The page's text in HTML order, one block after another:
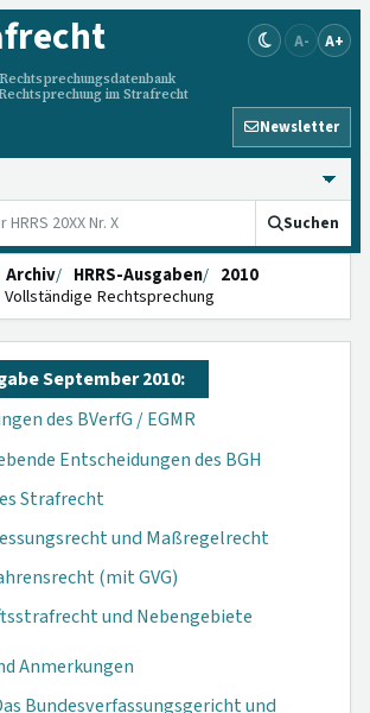
im Strafrecht
A- A+
Newsletter
Suchen
Archiv HRRS-Ausgaben
2010
Vollständige Rechtsprechung
September 2010:
des BVerfG / EGMR
Entscheidungen des BGH
Strafrecht
und Maßregelrecht
(mit GVG)
und Nebengebiete
Anmerkungen
Bundesverfassungs­gericht und